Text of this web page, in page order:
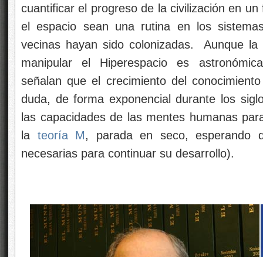
cuantificar el progreso de la civilización en
el espacio sean una rutina en los
vecinas hayan sido colonizadas. Aunque
manipular el Hiperespacio es
señalan que el crecimiento del
duda, de forma exponencial durante los
las capacidades de las mentes humanas
la teoría M, parada en seco, esperando
necesarias para continuar su desarrollo).